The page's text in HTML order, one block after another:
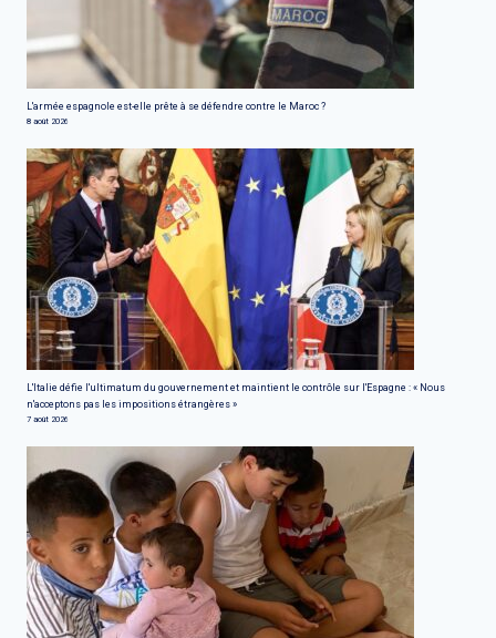
L'armée espagnole est-elle prête à se défendre contre le Maroc ?
8 août 2026
L'Italie défie l'ultimatum du gouvernement et maintient le contrôle sur l'Espagne : « Nous
n'acceptons pas les impositions étrangères »
7 août 2026